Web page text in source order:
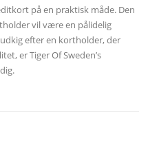
på en praktisk måde. Den
vil være en pålidelig
efter en kortholder, der
er Tiger Of Sweden’s